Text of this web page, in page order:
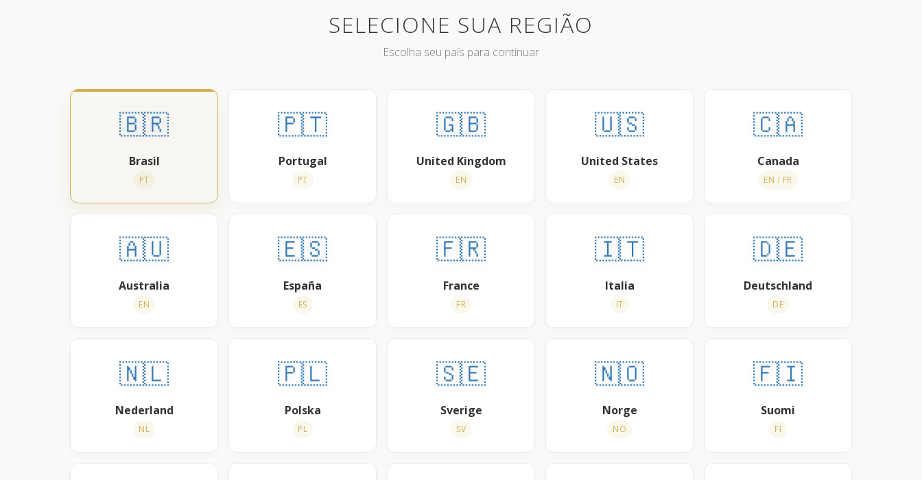
SELECIONE SUA REGIÃO
Escolha seu país para continuar
🇧🇷
Brasil
PT
🇵🇹
Portugal
PT
🇬🇧
United Kingdom
EN
🇺🇸
United States
EN
🇨🇦
Canada
EN / FR
🇦🇺
Australia
EN
🇪🇸
España
ES
🇫🇷
France
FR
🇮🇹
Italia
IT
🇩🇪
Deutschland
DE
🇳🇱
Nederland
NL
🇵🇱
Polska
PL
🇸🇪
Sverige
SV
🇳🇴
Norge
NO
🇫🇮
Suomi
FI